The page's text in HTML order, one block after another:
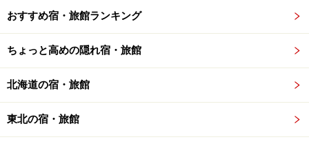
おすすめ宿・旅館ランキング
ちょっと高めの隠れ宿・旅館
北海道の宿・旅館
東北の宿・旅館